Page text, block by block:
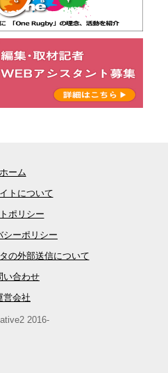
ホーム
トについて
ポリシー
シーポリシー
の外部送信について
い合わせ
営会社
2016-